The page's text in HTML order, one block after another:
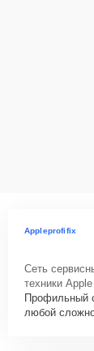
Appleprofifix
Сеть
техники
Профильный
любой